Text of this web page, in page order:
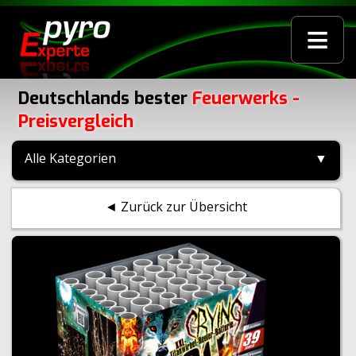
≡
Deutschlands bester Feuerwerks -
Preisvergleich
Alle Kategorien ▼
◄ Zurück zur Übersicht